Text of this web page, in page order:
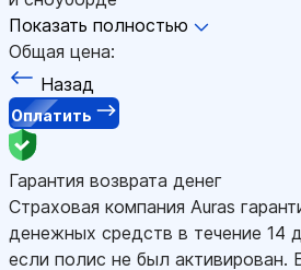
Показать полностью
Общая цена:
Назад
Оплатить
Гарантия возврата денег
Страховая компания Auras
денежных средств в течение 14
если полис не был активирован.